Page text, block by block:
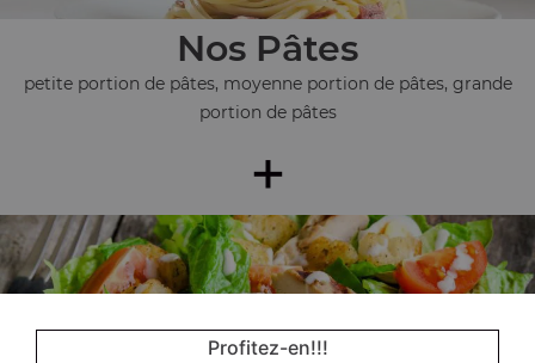
Nos Pâtes
petite portion de pâtes, moyenne portion de pâtes, grande
portion de pâtes
+
Profitez-en!!!